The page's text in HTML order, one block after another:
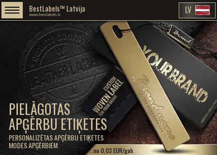
PIELĀGOTAS
APĢĒRBU ETIĶETES
PERSONALIZĒTAS APĢĒRBU ETIĶETES
MODES APĢĒRBIEM
BestLabels™ Latvija
www.bestlabels.lv LV
...no 0,03 EUR/gab.